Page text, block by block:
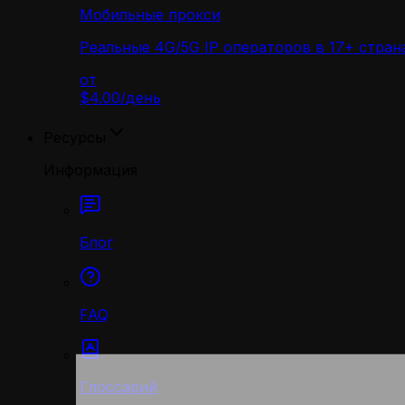
Мобильные прокси
Реальные 4G/5G IP операторов в 17+
от
$4.00/день
Блог
FAQ
Глоссарий